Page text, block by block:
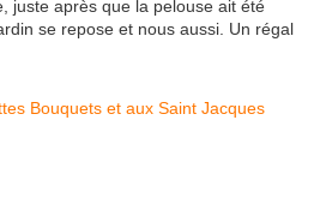
juste après que la pelouse ait été
se repose et nous aussi. Un régal